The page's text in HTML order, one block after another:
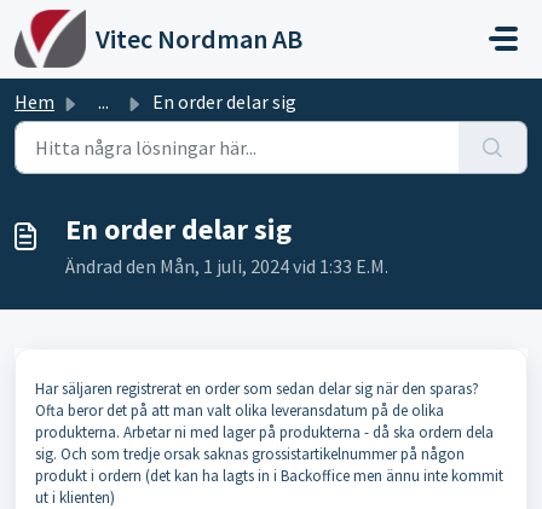
Hoppa över till huvudinnehåll
Vitec Nordman AB
Hem ... En order delar sig
En order delar sig
Ändrad den Mån, 1 juli, 2024 vid 1:33 E.M.
Har säljaren registrerat en order som sedan delar sig när den sparas?
Ofta beror det på att man valt olika leveransdatum på de olika
produkterna. Arbetar ni med lager på produkterna - då ska ordern dela
sig. Och som tredje orsak saknas grossistartikelnummer på någon
produkt i ordern (det kan ha lagts in i Backoffice men ännu inte kommit
ut i klienten)